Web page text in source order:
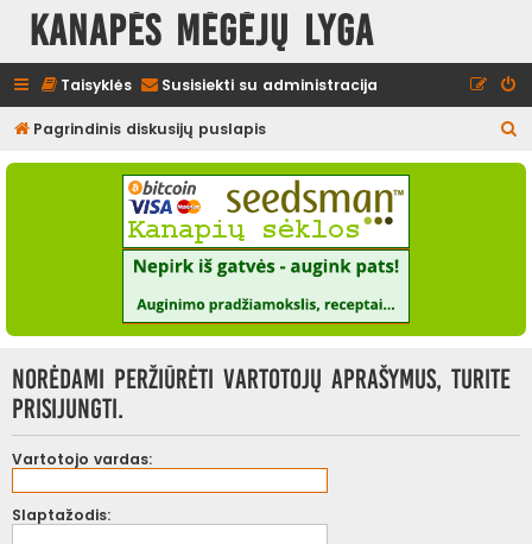
Kanapės mėgėjų lyga
Taisyklės Susisiekti su administracija
Pagrindinis diskusijų puslapis
e
Norėdami peržiūrėti vartotojų aprašymus, turite
prisijungti.
Vartotojo vardas:
Slaptažodis: